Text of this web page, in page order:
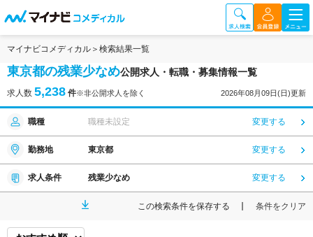
マイナビコメディカル 検索結果一覧
東京都の残業少なめ公開求人・転職・募集情報一覧
求人数 5,238 件※非公開求人を除く 2026年08月09日(日)更新
職種 職種未設定 変更する
勤務地 東京都 変更する
求人条件 残業少なめ 変更する
この検索条件を保存する 条件をクリア